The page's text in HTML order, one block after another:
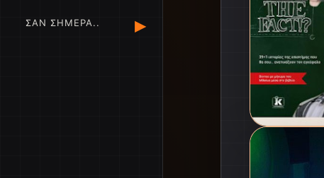
ΣΑΝ ΣΗΜΕΡΑ.. ▸